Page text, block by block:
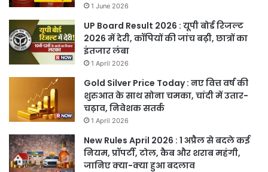
1 June 2026
UP Board Result 2026 : यूपी बोर्ड रिजल्ट
2026 में देरी, कॉपियों की जांच बढ़ी, छात्रों का
इंतजार लंबा
1 April 2026
Gold Silver Price Today : नए वित्त वर्ष की
शुरुआत के साथ सोना चमका, चांदी में उतार-
चढ़ाव, निवेशक सतर्क
1 April 2026
New Rules April 2026 : 1 अप्रैल से बदले कई
नियम, प्रॉपर्टी, टोल, कैब और शराब महंगी,
जानिए क्या-क्या हुआ बदलाव